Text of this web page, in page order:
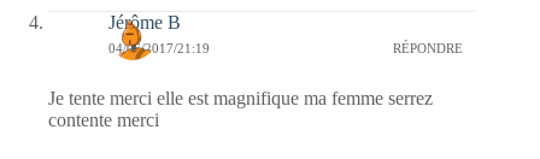
Jérôme B
04/06/2017/21:19 RÉPONDRE
Je tente merci elle est magnifique ma femme serrez
contente merci